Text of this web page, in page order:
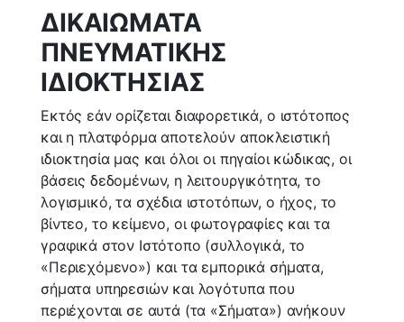
ΔΙΚΑΙΩΜΑΤΑ
ΠΝΕΥΜΑΤΙΚΗΣ
ΙΔΙΟΚΤΗΣΙΑΣ
Εκτός εάν ορίζεται διαφορετικά, ο ιστότοπος
και η πλατφόρμα αποτελούν αποκλειστική
ιδιοκτησία μας και όλοι οι πηγαίοι κώδικας, οι
βάσεις δεδομένων, η λειτουργικότητα, το
λογισμικό, τα σχέδια ιστοτόπων, ο ήχος, το
βίντεο, το κείμενο, οι φωτογραφίες και τα
γραφικά στον Ιστότοπο (συλλογικά, το
«Περιεχόμενο») και τα εμπορικά σήματα,
σήματα υπηρεσιών και λογότυπα που
περιέχονται σε αυτά (τα «Σήματα») ανήκουν